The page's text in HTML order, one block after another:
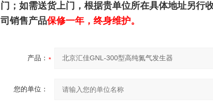
门；如需送货上门，根据贵单位所在具体地址另行
司销售产品保修一年，终身维护。
产品：
您的单位：